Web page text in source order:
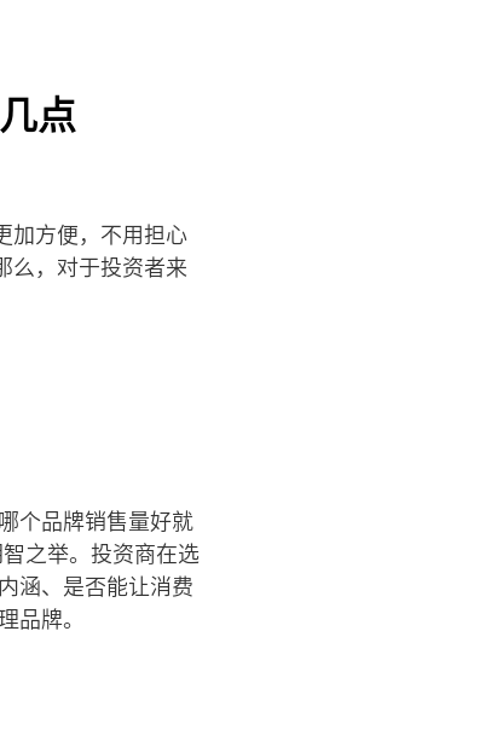
点
加方便，不用担心
么，对于投资者来
个品牌销售量好就
之举。投资商在选
涵、是否能让消费
品牌。